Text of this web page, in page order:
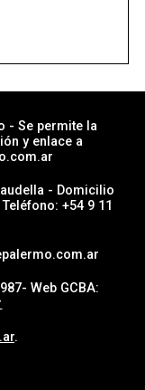
- Se permite la
y enlace a
- Domicilio
+54 9 11
Web GCBA:
.